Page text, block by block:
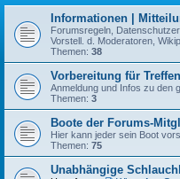
Informationen |
Forumsregeln,
Vorstell. d. Moderatoren,
Themen: 38
Vorbereitung für Treffen
Anmeldung und Infos zu den
Themen: 3
Boote der Forums-
Hier kann jeder sein Boot
Themen: 75
Unabhängige